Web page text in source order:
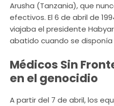
Arusha (Tanzania), que
efectivos. El 6 de abril de
viajaba el presidente
abatido cuando se disponía
Médicos Sin
en el genocidio
A partir del 7 de abril, los